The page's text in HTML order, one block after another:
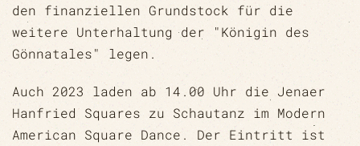
den finanziellen Grundstock für die
weitere Unterhaltung der "Königin des
Gönnatales" legen.
Auch 2023 laden ab 14.00 Uhr die Jenaer
Hanfried Squares zu Schautanz im Modern
American Square Dance. Der Eintritt ist